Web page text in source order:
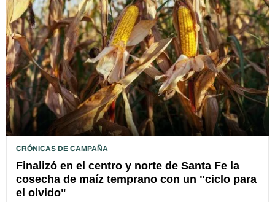
CRÓNICAS DE CAMPAÑA
Finalizó en el centro y norte de Santa Fe la
cosecha de maíz temprano con un "ciclo para
el olvido"